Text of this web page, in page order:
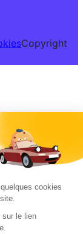
Copyright